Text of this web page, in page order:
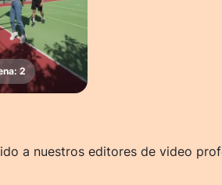
a nuestros editores de video